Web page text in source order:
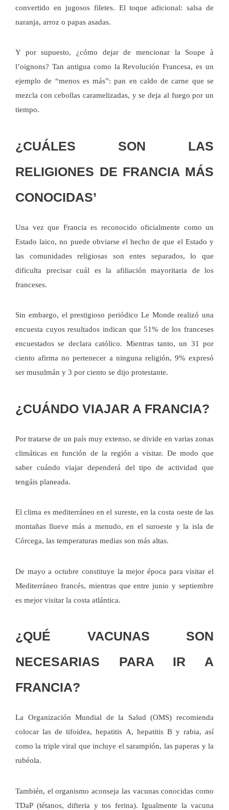
convertido en jugosos filetes. El toque adicional: salsa de
naranja, arroz o papas asadas.
Y por supuesto, ¿cómo dejar de mencionar la Soupe à
l’oignons? Tan antigua como la Revolución Francesa, es un
ejemplo de “menos es más”: pan en caldo de carne que se
mezcla con cebollas caramelizadas, y se deja al fuego por un
tiempo.
¿CUÁLES SON LAS
RELIGIONES DE FRANCIA MÁS
CONOCIDAS’
Una vez que Francia es reconocido oficialmente como un
Estado laico, no puede obviarse el hecho de que el Estado y
las comunidades religiosas son entes separados, lo que
dificulta precisar cuál es la afiliación mayoritaria de los
franceses.
Sin embargo, el prestigioso periódico Le Monde realizó una
encuesta cuyos resultados indican que 51% de los franceses
encuestados se declara católico. Mientras tanto, un 31 por
ciento afirma no pertenecer a ninguna religión, 9% expresó
ser musulmán y 3 por ciento se dijo protestante.
¿CUÁNDO VIAJAR A FRANCIA?
Por tratarse de un país muy extenso, se divide en varias zonas
climáticas en función de la región a visitar. De modo que
saber cuándo viajar dependerá del tipo de actividad que
tengáis planeada.
El clima es mediterráneo en el sureste, en la costa oeste de las
montañas llueve más a menudo, en el suroeste y la isla de
Córcega, las temperaturas medias son más altas.
De mayo a octubre constituye la mejor época para visitar el
Mediterráneo francés, mientras que entre junio y septiembre
es mejor visitar la costa atlántica.
¿QUÉ VACUNAS SON
NECESARIAS PARA IR A
FRANCIA?
La Organización Mundial de la Salud (OMS) recomienda
colocar las de tifoidea, hepatitis A, hepatitis B y rabia, así
como la triple viral que incluye el sarampión, las paperas y la
rubéola.
También, el organismo aconseja las vacunas conocidas como
TDaP (tétanos, difteria y tos ferina). Igualmente la vacuna